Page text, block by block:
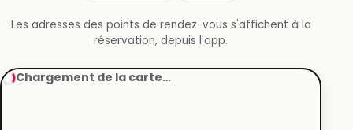
Les adresses des points de rendez-vous s'affichent à la
réservation, depuis l'app.
Chargement de la carte…